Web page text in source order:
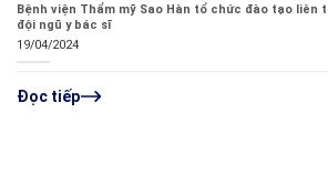
Bệnh viện Thẩm mỹ Sao Hàn tổ chức đào tạo liên
đội ngũ y bác sĩ
19/04/2024
Đọc tiếp